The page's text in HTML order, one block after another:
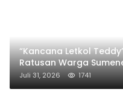
“Kancana Letkol
Ratusan Warga
Juli 31, 2026 1741